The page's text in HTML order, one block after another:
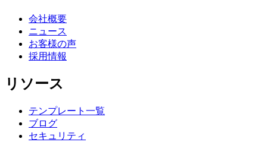
会社概要
ニュース
お客様の声
採用情報
リソース
テンプレート一覧
ブログ
セキュリティ